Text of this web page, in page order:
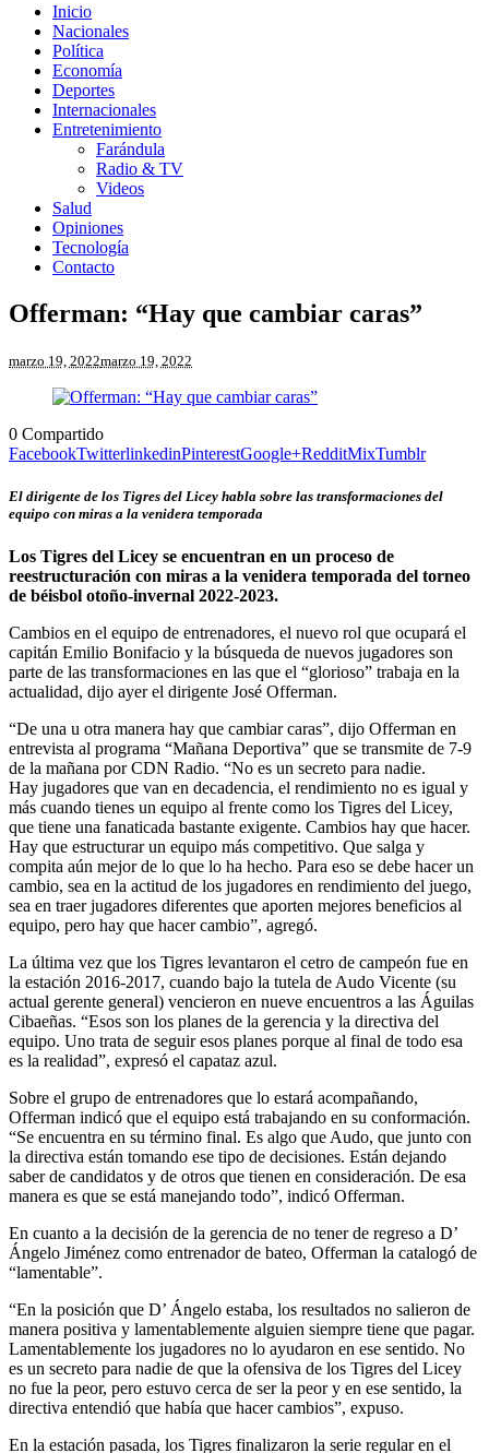
Inicio
Nacionales
Política
Economía
Deportes
Internacionales
Entretenimiento
Farándula
Radio & TV
Videos
Salud
Opiniones
Tecnología
Contacto
Offerman: “Hay que cambiar caras”
marzo 19, 2022marzo 19, 2022
0 Compartido
FacebookTwitterlinkedinPinterestGoogle+RedditMixTumblr
El dirigente de los Tigres del Licey habla sobre las transformaciones del
equipo con miras a la venidera temporada
Los Tigres del Licey se encuentran en un proceso de
reestructuración con miras a la venidera temporada del torneo
de béisbol otoño-invernal 2022-2023.
Cambios en el equipo de entrenadores, el nuevo rol que ocupará el
capitán Emilio Bonifacio y la búsqueda de nuevos jugadores son
parte de las transformaciones en las que el “glorioso” trabaja en la
actualidad, dijo ayer el dirigente José Offerman.
“De una u otra manera hay que cambiar caras”, dijo Offerman en
entrevista al programa “Mañana Deportiva” que se transmite de 7-9
de la mañana por CDN Radio. “No es un secreto para nadie.
Hay jugadores que van en decadencia, el rendimiento no es igual y
más cuando tienes un equipo al frente como los Tigres del Licey,
que tiene una fanaticada bastante exigente. Cambios hay que hacer.
Hay que estructurar un equipo más competitivo. Que salga y
compita aún mejor de lo que lo ha hecho. Para eso se debe hacer un
cambio, sea en la actitud de los jugadores en rendimiento del juego,
sea en traer jugadores diferentes que aporten mejores beneficios al
equipo, pero hay que hacer cambio”, agregó.
La última vez que los Tigres levantaron el cetro de campeón fue en
la estación 2016-2017, cuando bajo la tutela de Audo Vicente (su
actual gerente general) vencieron en nueve encuentros a las Águilas
Cibaeñas. “Esos son los planes de la gerencia y la directiva del
equipo. Uno trata de seguir esos planes porque al final de todo esa
es la realidad”, expresó el capataz azul.
Sobre el grupo de entrenadores que lo estará acompañando,
Offerman indicó que el equipo está trabajando en su conformación.
“Se encuentra en su término final. Es algo que Audo, que junto con
la directiva están tomando ese tipo de decisiones. Están dejando
saber de candidatos y de otros que tienen en consideración. De esa
manera es que se está manejando todo”, indicó Offerman.
En cuanto a la decisión de la gerencia de no tener de regreso a D’
Ángelo Jiménez como entrenador de bateo, Offerman la catalogó de
“lamentable”.
“En la posición que D’ Ángelo estaba, los resultados no salieron de
manera positiva y lamentablemente alguien siempre tiene que pagar.
Lamentablemente los jugadores no lo ayudaron en ese sentido. No
es un secreto para nadie de que la ofensiva de los Tigres del Licey
no fue la peor, pero estuvo cerca de ser la peor y en ese sentido, la
directiva entendió que había que hacer cambios”, expuso.
En la estación pasada, los Tigres finalizaron la serie regular en el